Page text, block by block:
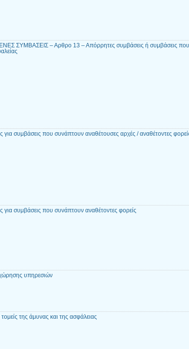
ΣΥΜΒΑΣΕΙΣ – Αρθρο 13 – Απόρρητες συμβάσεις ή συμβάσεις που
για συμβάσεις που συνάπτουν αναθέτουσες αρχές / αναθέτοντες
για συμβάσεις που συνάπτουν αναθέτοντες φορείς
υπηρεσιών
της άμυνας και της ασφάλειας